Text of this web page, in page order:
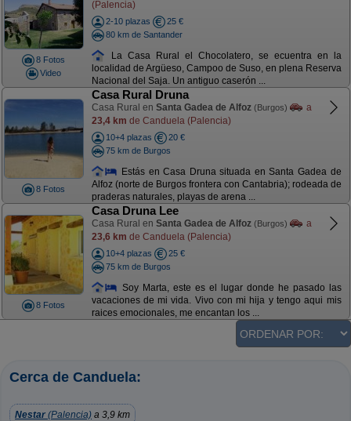
8 Fotos
Video
(Palencia)
2-10 plazas
25 €
80 km de Santander
La Casa Rural el Chocolatero, se ecuentra en la
localidad de Argüeso, Campoo de Suso, en plena Reserva
Nacional del Saja. Un antiguo caserón ...
8 Fotos
Casa Rural Druna
Casa Rural en Santa Gadea de Alfoz (Burgos)
a
23,4 km de Canduela (Palencia)
10+4 plazas
20 €
75 km de Burgos
Estás en Casa Druna situada en Santa Gadea de
Alfoz (norte de Burgos frontera con Cantabria); rodeada de
praderas naturales, playas de arena ...
8 Fotos
Casa Druna Lee
Casa Rural en Santa Gadea de Alfoz (Burgos)
a
23,6 km de Canduela (Palencia)
10+4 plazas
25 €
75 km de Burgos
Soy Marta, este es el lugar donde he pasado las
vacaciones de mi vida. Vivo con mi hija y tengo aqui mis
raices emocionales, me encantan los ...
Cerca de Canduela:
Nestar (Palencia) a 3,9 km